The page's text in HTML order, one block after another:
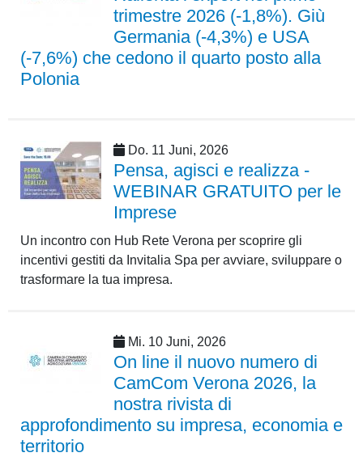
trimestre 2026 (-1,8%). Giù
Germania (-4,3%) e USA
(-7,6%) che cedono il quarto posto alla
Polonia
Do. 11 Juni, 2026
Pensa, agisci e realizza -
WEBINAR GRATUITO per le
Imprese
Un incontro con Hub Rete Verona per scoprire gli
incentivi gestiti da Invitalia Spa per avviare, sviluppare o
trasformare la tua impresa.
Mi. 10 Juni, 2026
On line il nuovo numero di
CamCom Verona 2026, la
nostra rivista di
approfondimento su impresa, economia e
territorio